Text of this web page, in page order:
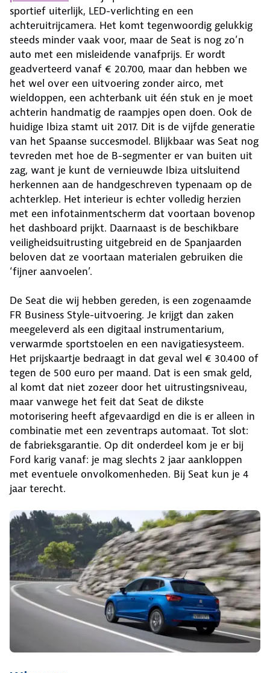
sportief uiterlijk, LED-verlichting en een
achteruitrijcamera. Het komt tegenwoordig gelukkig
steeds minder vaak voor, maar de Seat is nog zo’n
auto met een misleidende vanafprijs. Er wordt
geadverteerd vanaf € 20.700, maar dan hebben we
het wel over een uitvoering zonder airco, met
wieldoppen, een achterbank uit één stuk en je moet
achterin handmatig de raampjes open doen. Ook de
huidige Ibiza stamt uit 2017. Dit is de vijfde generatie
van het Spaanse succesmodel. Blijkbaar was Seat nog
tevreden met hoe de B-segmenter er van buiten uit
zag, want je kunt de vernieuwde Ibiza uitsluitend
herkennen aan de handgeschreven typenaam op de
achterklep. Het interieur is echter volledig herzien
met een infotainmentscherm dat voortaan bovenop
het dashboard prijkt. Daarnaast is de beschikbare
veiligheidsuitrusting uitgebreid en de Spanjaarden
beloven dat ze voortaan materialen gebruiken die
‘fijner aanvoelen’.
De Seat die wij hebben gereden, is een zogenaamde
FR Business Style-uitvoering. Je krijgt dan zaken
meegeleverd als een digitaal instrumentarium,
verwarmde sportstoelen en een navigatiesysteem.
Het prijskaartje bedraagt in dat geval wel € 30.400 of
tegen de 500 euro per maand. Dat is een smak geld,
al komt dat niet zozeer door het uitrustingsniveau,
maar vanwege het feit dat Seat de dikste
motorisering heeft afgevaardigd en die is er alleen in
combinatie met een zeventraps automaat. Tot slot:
de fabrieksgarantie. Op dit onderdeel kom je er bij
Ford karig vanaf: je mag slechts 2 jaar aankloppen
met eventuele onvolkomenheden. Bij Seat kun je 4
jaar terecht.